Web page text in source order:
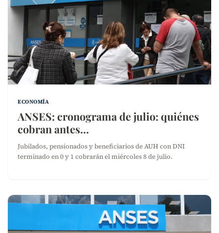
ECONOMÍA
ANSES: cronograma de julio: quiénes
cobran antes…
Jubilados, pensionados y beneficiarios de AUH con DNI
terminado en 0 y 1 cobrarán el miércoles 8 de julio.